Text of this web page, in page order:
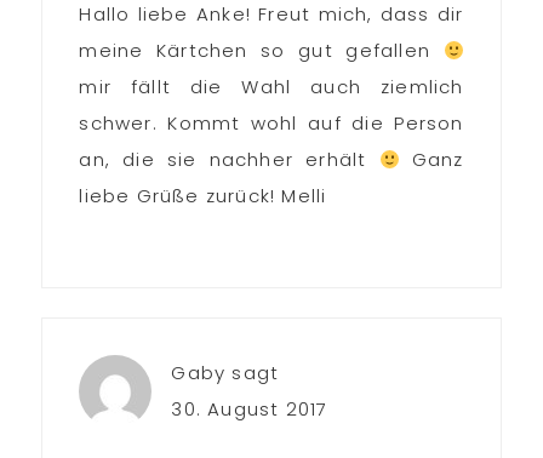
Hallo liebe Anke! Freut mich, dass dir
meine Kärtchen so gut gefallen
mir fällt die Wahl auch ziemlich
schwer. Kommt wohl auf die Person
an, die sie nachher erhält
Ganz
liebe Grüße zurück! Melli
Gaby sagt
30. August 2017